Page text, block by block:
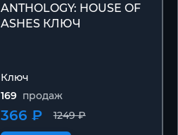
ANTHOLOGY: HOUSE OF
ASHES КЛЮЧ
Ключ
169 продаж
1249 ₽
366 ₽